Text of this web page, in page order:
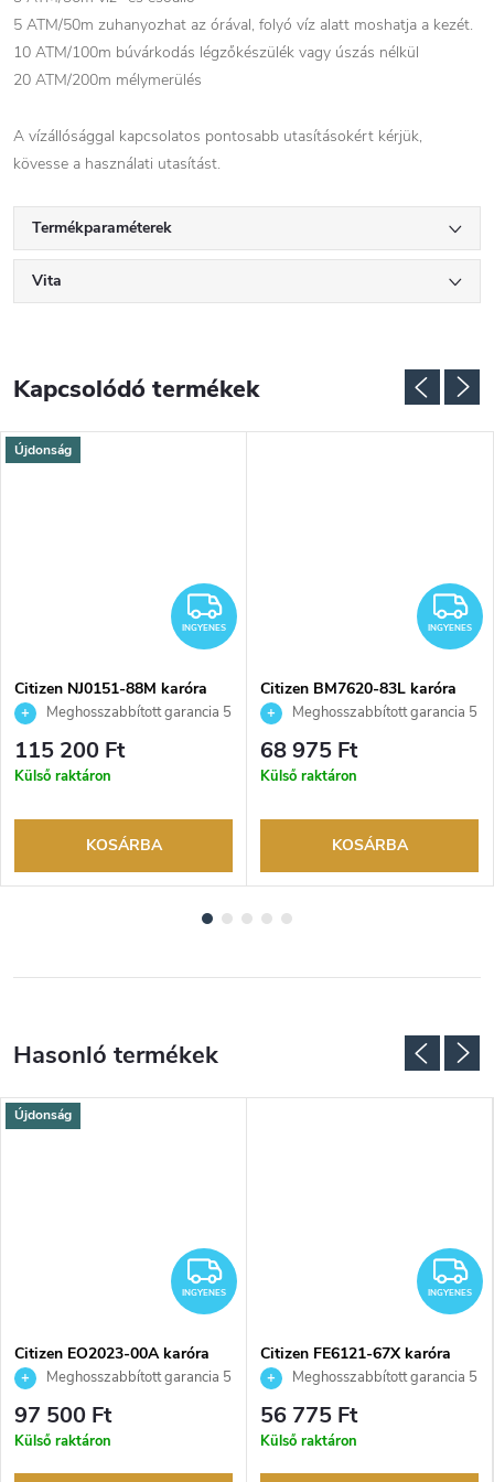
5 ATM/50m zuhanyozhat az órával, folyó víz alatt moshatja a kezét.
10 ATM/100m búvárkodás légzőkészülék vagy úszás nélkül
20 ATM/200m mélymerülés
A vízállósággal kapcsolatos pontosabb utasításokért kérjük,
kövesse a használati utasítást.
Termékparaméterek
Vita
Kapcsolódó termékek
Újdonság
INGYENES
INGYENES
Citizen NJ0151-88M karóra
Meghosszabbított garancia 5
évre. Akár 100 napos
visszaküldési lehetőség. Hivatalos
115 200 Ft
Külső raktáron
KOSÁRBA
INGYENES
Citizen BM7620-83L karóra
Meghosszabbított garancia 5
évre. Akár 100 napos
visszaküldési lehetőség. Hivatalos
68 975 Ft
Külső raktáron
KOSÁRBA
Újdonság
INGYENES
INGYENES
Citizen EO2023-00A karóra
Meghosszabbított garancia 5
évre. Akár 100 napos
visszaküldési lehetőség. Hivatalos
97 500 Ft
Külső raktáron
INGYENES
Citizen FE6121-67X karóra
Meghosszabbított garancia 5
évre. Akár 100 napos
visszaküldési lehetőség. Hivatalos
56 775 Ft
Külső raktáron